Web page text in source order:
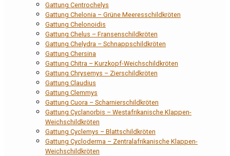
Gattung Centrochelys
Gattung Chelonia – Grüne Meeresschildkröten
Gattung Chelonoidis
Gattung Chelus – Fransenschildkröten
Gattung Chelydra – Schnappschildkröten
Gattung Chersina
Gattung Chitra – Kurzkopf-Weichschildkröten
Gattung Chrysemys – Zierschildkröten
Gattung Claudius
Gattung Clemmys
Gattung Cuora – Scharnierschildkröten
Gattung Cyclanorbis – Westafrikanische Klappen-
Weichschildkröten
Gattung Cyclemys – Blattschildkröten
Gattung Cycloderma – Zentralafrikanische Klappen-
Weichschildkröten